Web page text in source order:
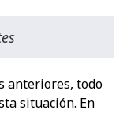
anteriores, todo
situación. En